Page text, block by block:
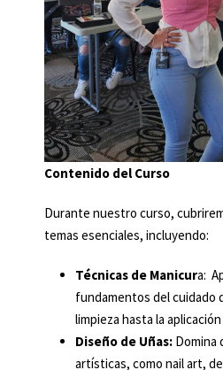
Contenido del Curso
Durante nuestro curso,
temas esenciales, incluyendo:
Técnicas de Manicura:
fundamentos del cuidado
limpieza hasta la
Diseño de Uñas: Domina
artísticas, como nail art,